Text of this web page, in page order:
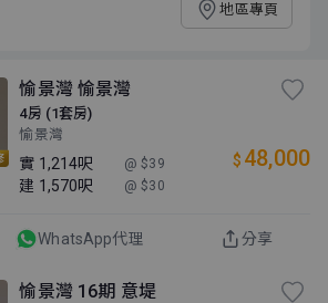
地區專頁
愉景灣 愉景灣
4房 (1套房)
愉景灣
實 1,214呎 @ $39
建 1,570呎 @ $30
$ 48,000
WhatsApp代理 分享
愉景灣 16期 意堤